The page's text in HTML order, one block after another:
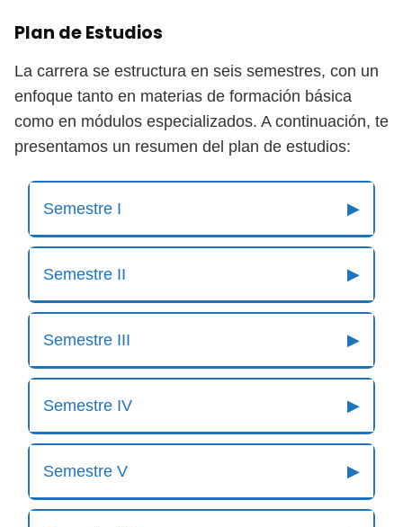
Plan de Estudios
La carrera se estructura en seis semestres, con un
enfoque tanto en materias de formación básica
como en módulos especializados. A continuación, te
presentamos un resumen del plan de estudios:
Semestre I ▶
Semestre II ▶
Semestre III ▶
Semestre IV ▶
Semestre V ▶